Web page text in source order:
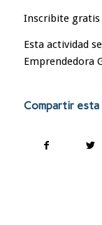
Inscribite gratis
Esta actividad
Emprendedora
Compartir esta